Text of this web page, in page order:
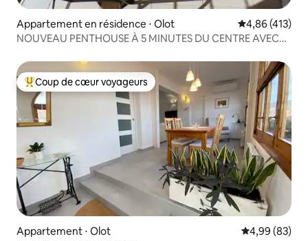
Appartement en résidence ⋅ Olot Évaluation
4,86 (413)
NOUVEAU PENTHOUSE À 5 MINUTES DU CENTRE AVEC
Coups de cœur voyageurs les plus appréciés
Coup de cœur voyageurs
Appartement ⋅ Olot Évaluation
4,99 (83)